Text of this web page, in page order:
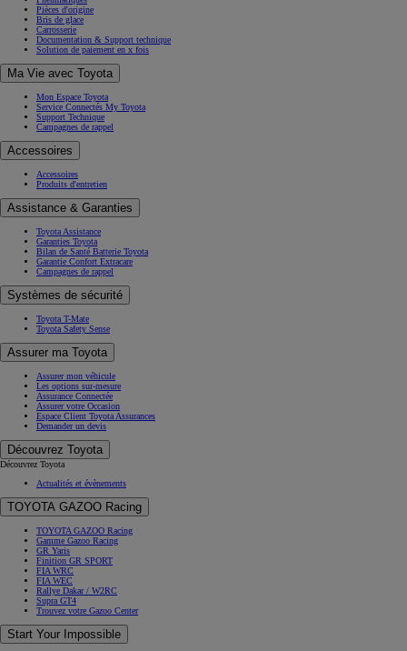
Pièces d'origine
Bris de glace
Carrosserie
Documentation & Support technique
Solution de paiement en x fois
Ma Vie avec Toyota
Mon Espace Toyota
Service Connectés My Toyota
Support Technique
Campagnes de rappel
Accessoires
Accessoires
Produits d'entretien
Assistance & Garanties
Toyota Assistance
Garanties Toyota
Bilan de Santé Batterie Toyota
Garantie Confort Extracare
Campagnes de rappel
Systèmes de sécurité
Toyota T-Mate
Toyota Safety Sense
Assurer ma Toyota
Assurer mon véhicule
Les options sur-mesure
Assurance Connectée
Assurer votre Occasion
Espace Client Toyota Assurances
Demander un devis
Découvrez Toyota
Découvrez Toyota
Actualités et évènements
TOYOTA GAZOO Racing
TOYOTA GAZOO Racing
Gamme Gazoo Racing
GR Yaris
Finition GR SPORT
FIA WRC
FIA WEC
Rallye Dakar / W2RC
Supra GT4
Trouvez votre Gazoo Center
Start Your Impossible